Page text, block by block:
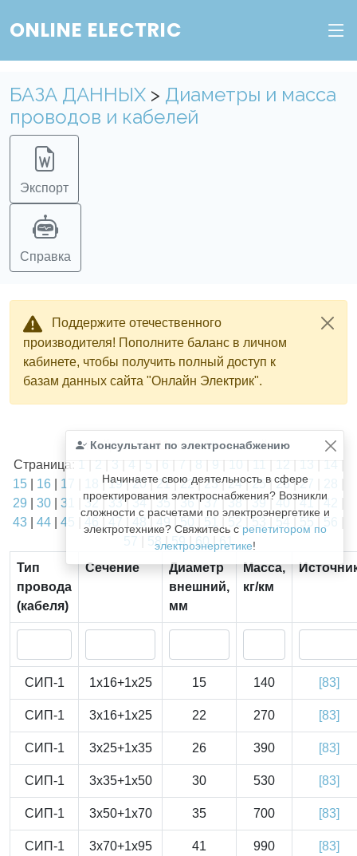
ONLINE ELECTRIC
БАЗА ДАННЫХ > Диаметры и масса
проводов и кабелей
Экспорт
Справка
Поддержите отечественного
производителя! Пополните баланс в личном
кабинете, чтобы получить полный доступ к
базам данных сайта "Онлайн Электрик".
Консультант по электроснабжению
Начинаете свою деятельность в сфере
проектирования электроснабжения? Возникли
сложности с расчетами по электроэнергетике и
электротехнике? Свяжитесь с репетитором по
электроэнергетике!
Найдено1811из1811записей.
Страница: 1 | 2 | 3 | 4 | 5 | 6 | 7 | 8 | 9 | 10 | 11 | 12 | 13 | 14 |
15
16 17 |19|20|21|22|23|24|25 |26|27
29
30 31 |32|33|34|35 |36|37|38|39| 40|41|42
43
44 45 | 49 |50 |53 54
58|59|60|61
Тип
провода
(кабеля)
Сечение
Диаметр
внешний,
мм
Масса,
кг/км
СИП-1 1x16+1x25 15 140 [83]
СИП-1 3x16+1x25 22 270 [83]
СИП-1 3x25+1x35 26 390 [83]
СИП-1 3x35+1x50 30 530 [83]
СИП-1 3x50+1x70 35 700 [83]
СИП-1 3x70+1x95 41 990 [83]